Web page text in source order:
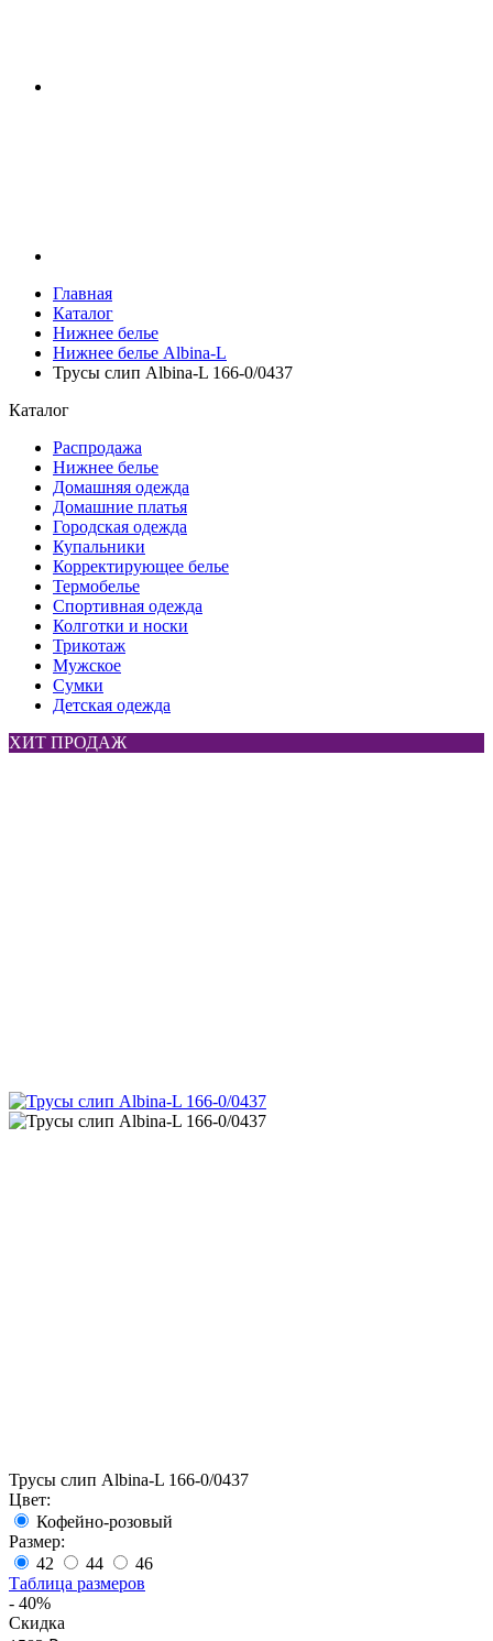
Главная
Каталог
Нижнее белье
Нижнее белье Albina-L
Трусы слип Albina-L 166-0/0437
Каталог
Распродажа
Нижнее белье
Домашняя одежда
Домашние платья
Городская одежда
Купальники
Корректирующее белье
Термобелье
Спортивная одежда
Колготки и носки
Трикотаж
Мужское
Сумки
Детская одежда
ХИТ ПРОДАЖ
Трусы слип Albina-L 166-0/0437
Цвет:
Кофейно-розовый
Размер:
42
44
46
Таблица размеров
- 40%
Скидка